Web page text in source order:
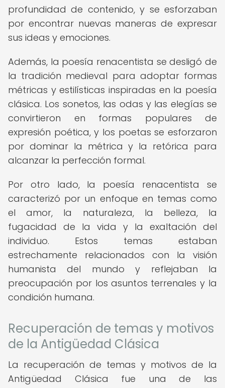
profundidad de contenido, y se esforzaban
por encontrar nuevas maneras de expresar
sus ideas y emociones.
Además, la poesía renacentista se desligó de
la tradición medieval para adoptar formas
métricas y estilísticas inspiradas en la poesía
clásica. Los sonetos, las odas y las elegías se
convirtieron en formas populares de
expresión poética, y los poetas se esforzaron
por dominar la métrica y la retórica para
alcanzar la perfección formal.
Por otro lado, la poesía renacentista se
caracterizó por un enfoque en temas como
el amor, la naturaleza, la belleza, la
fugacidad de la vida y la exaltación del
individuo. Estos temas estaban
estrechamente relacionados con la visión
humanista del mundo y reflejaban la
preocupación por los asuntos terrenales y la
condición humana.
Recuperación de temas y motivos
de la Antigüedad Clásica
La recuperación de temas y motivos de la
Antigüedad Clásica fue una de las